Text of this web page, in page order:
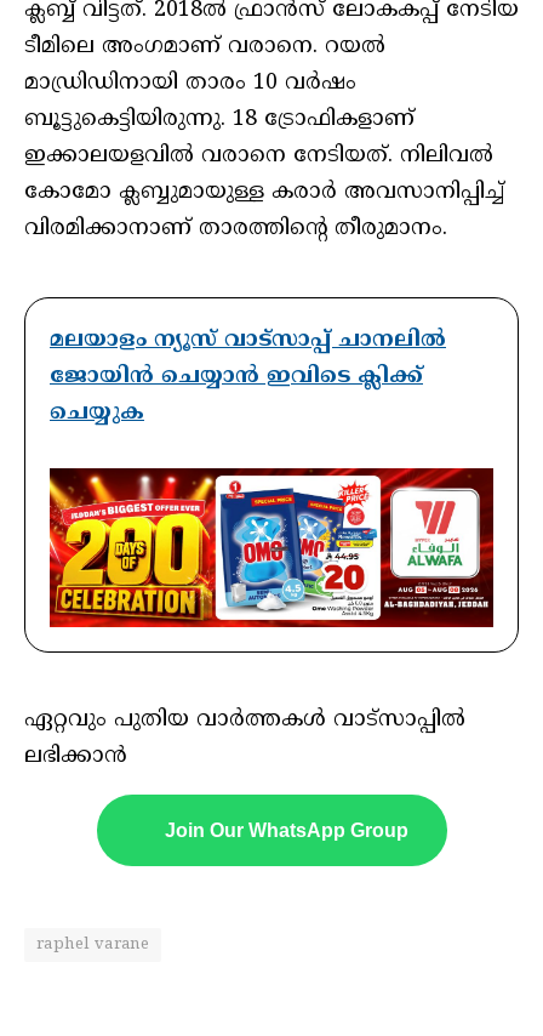
ക്ലബ്ബ് വിട്ടത്. 2018ല്‍ ഫ്രാന്‍സ് ലോകകപ്പ് നേടിയ
ടീമിലെ അംഗമാണ് വരാനെ. റയല്‍
മാഡ്രിഡിനായി താരം 10 വര്‍ഷം
ബൂട്ടുകെട്ടിയിരുന്നു. 18 ട്രോഫികളാണ്
ഇക്കാലയളവില്‍ വരാനെ നേടിയത്. നിലിവല്‍
കോമോ ക്ലബ്ബുമായുള്ള കരാര്‍ അവസാനിപ്പിച്ച്
വിരമിക്കാനാണ് താരത്തിന്റെ തീരുമാനം.
മലയാളം ന്യൂസ് വാട്സാപ്പ് ചാനലിൽ
ജോയിൻ ചെയ്യാൻ ഇവിടെ ക്ലിക്ക്
ചെയ്യുക
ഏറ്റവും പുതിയ വാർത്തകൾ വാട്സാപ്പിൽ
ലഭിക്കാൻ
Join Our WhatsApp Group
raphel varane